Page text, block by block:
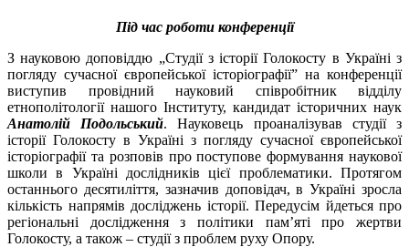
Під час роботи конференції
З науковою доповіддю „Студії з історії Голокосту в Україні з
погляду сучасної європейської історіографії” на конференції
виступив провідний науковий співробітник відділу
етнополітології нашого Інституту, кандидат історичних наук
Анатолій Подольський. Науковець проаналізував студії з
історії Голокосту в Україні з погляду сучасної європейської
історіографії та розповів про поступове формування наукової
школи в Україні дослідників цієї проблематики. Протягом
останнього десятиліття, зазначив доповідач, в Україні зросла
кількість напрямів досліджень історії. Передусім йдеться про
регіональні дослідження з політики пам’яті про жертви
Голокосту, а також – студії з проблем руху Опору.